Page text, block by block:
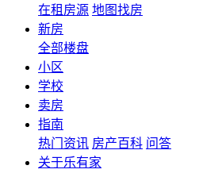
在租房源 地图找房
新房
全部楼盘
小区
学校
卖房
指南
热门资讯 房产百科 问答
关于乐有家